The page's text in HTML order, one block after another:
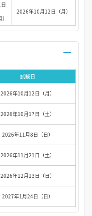
2026年10月12日（月）
試験日
2026年10月12日（月）
2026年10月17日（土）
2026年11月8日（日）
2026年11月21日（土）
2026年12月13日（日）
2027年1月24日（日）